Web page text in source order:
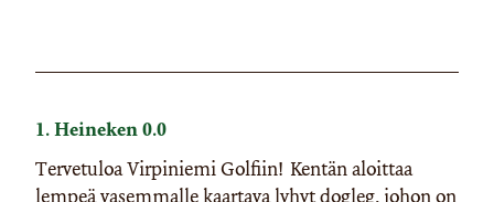
1. Heineken 0.0
Tervetuloa Virpiniemi Golfiin! Kentän aloittaa
lempeä vasemmalle kaartava lyhyt dogleg, johon on